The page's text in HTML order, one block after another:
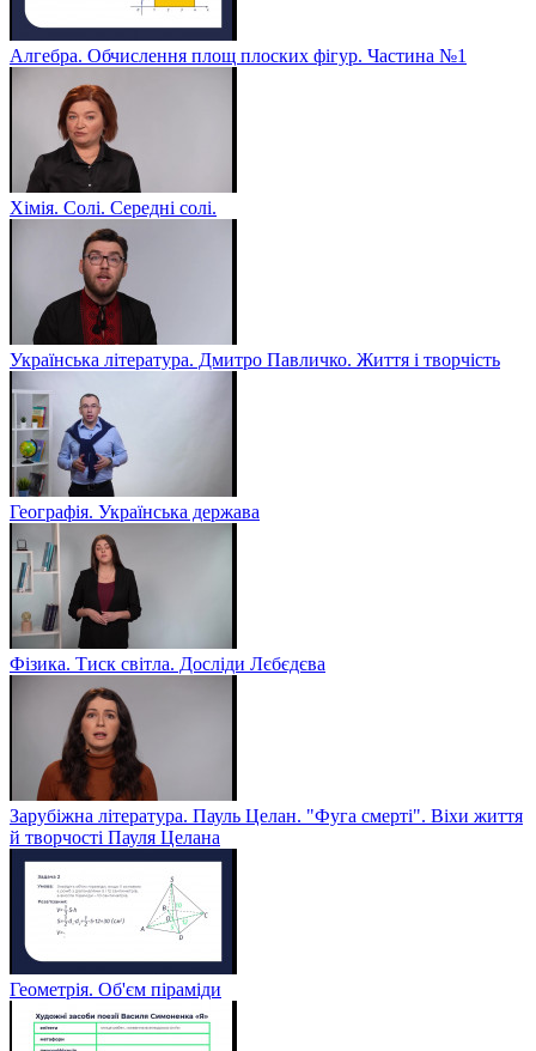
Алгебра. Обчислення площ плоских фігур. Частина №1
Хімія. Солі. Середні солі.
Українська література. Дмитро Павличко. Життя і творчість
Географія. Українська держава
Фізика. Тиск світла. Досліди Лєбєдєва
Зарубіжна література. Пауль Целан. "Фуга смерті". Віхи життя
й творчості Пауля Целана
Геометрія. Об'єм піраміди